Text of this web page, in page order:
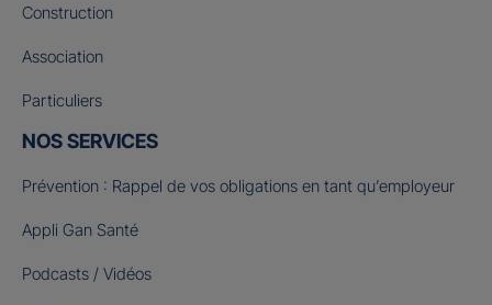
Construction
Association
Particuliers
NOS SERVICES
Prévention : Rappel de vos obligations en tant qu’employeur
Appli Gan Santé
Podcasts / Vidéos